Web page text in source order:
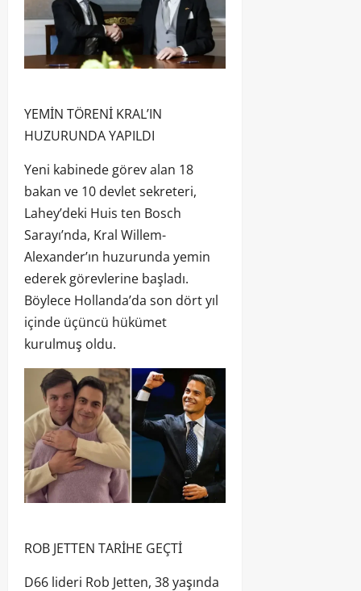
YEMİN TÖRENİ KRAL’IN
HUZURUNDA YAPILDI
Yeni kabinede görev alan 18
bakan ve 10 devlet sekreteri,
Lahey’deki Huis ten Bosch
Sarayı’nda, Kral Willem-
Alexander’ın huzurunda yemin
ederek görevlerine başladı.
Böylece Hollanda’da son dört yıl
içinde üçüncü hükümet
kurulmuş oldu.
ROB JETTEN TARİHE GEÇTİ
D66 lideri Rob Jetten, 38 yaşında